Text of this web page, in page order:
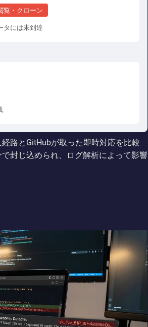
覧・クローン
タには未到達
路とGitHubが取った即時対応を比較
封じ込められ、ログ解析によって影響